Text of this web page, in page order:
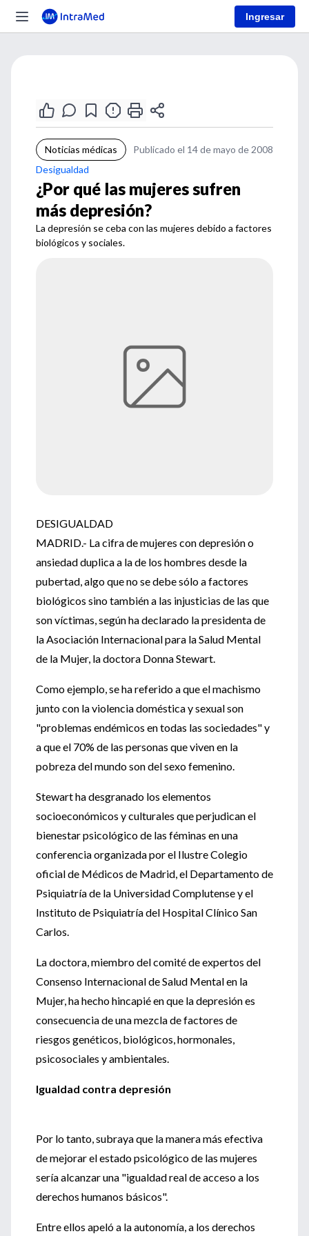
Ingresar
Noticias médicas
Publicado el 14 de mayo de 2008
Desigualdad
¿Por qué las mujeres sufren
más depresión?
La depresión se ceba con las mujeres debido a factores
biológicos y sociales.
DESIGUALDAD
MADRID.- La cifra de mujeres con depresión o
ansiedad duplica a la de los hombres desde la
pubertad, algo que no se debe sólo a factores
biológicos sino también a las injusticias de las que
son víctimas, según ha declarado la presidenta de
la Asociación Internacional para la Salud Mental
de la Mujer, la doctora Donna Stewart.
Como ejemplo, se ha referido a que el machismo
junto con la violencia doméstica y sexual son
"problemas endémicos en todas las sociedades" y
a que el 70% de las personas que viven en la
pobreza del mundo son del sexo femenino.
Stewart ha desgranado los elementos
socioeconómicos y culturales que perjudican el
bienestar psicológico de las féminas en una
conferencia organizada por el Ilustre Colegio
oficial de Médicos de Madrid, el Departamento de
Psiquiatría de la Universidad Complutense y el
Instituto de Psiquiatría del Hospital Clínico San
Carlos.
La doctora, miembro del comité de expertos del
Consenso Internacional de Salud Mental en la
Mujer, ha hecho hincapié en que la depresión es
consecuencia de una mezcla de factores de
riesgos genéticos, biológicos, hormonales,
psicosociales y ambientales.
Igualdad contra depresión
Por lo tanto, subraya que la manera más efectiva
de mejorar el estado psicológico de las mujeres
sería alcanzar una "igualdad real de acceso a los
derechos humanos básicos".
Entre ellos apeló a la autonomía, a los derechos